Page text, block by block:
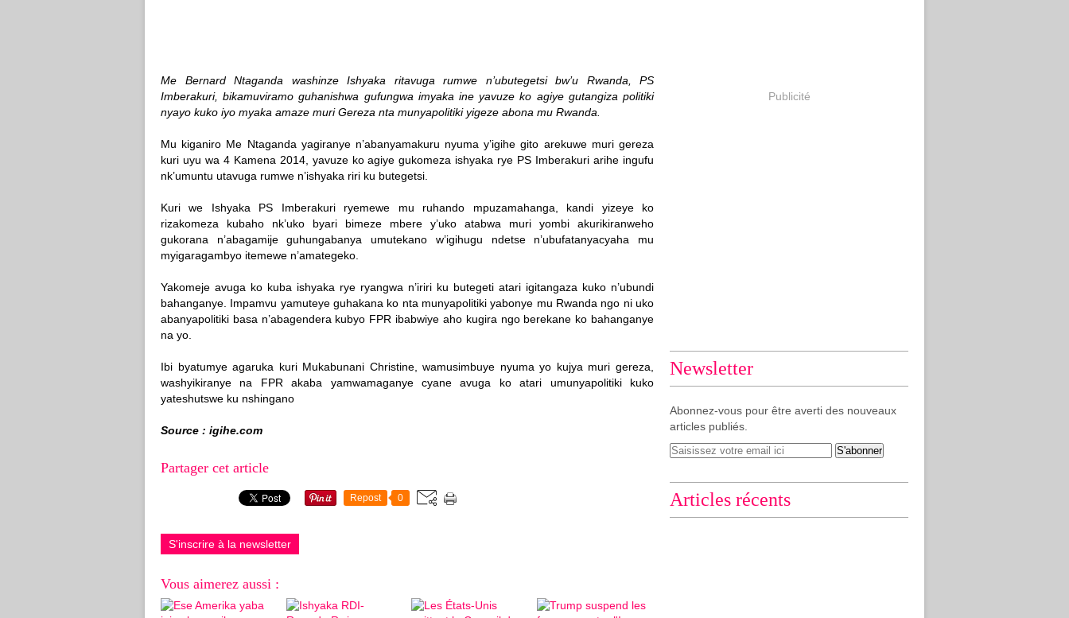
Me Bernard Ntaganda washinze Ishyaka ritavuga rumwe n’ubutegetsi bw’u Rwanda, PS
Imberakuri, bikamuviramo guhanishwa gufungwa imyaka ine yavuze ko agiye gutangiza politiki
nyayo kuko iyo myaka amaze muri Gereza nta munyapolitiki yigeze abona mu Rwanda.
Mu kiganiro Me Ntaganda yagiranye n’abanyamakuru nyuma y’igihe gito arekuwe muri gereza
kuri uyu wa 4 Kamena 2014, yavuze ko agiye gukomeza ishyaka rye PS Imberakuri arihe ingufu
nk’umuntu utavuga rumwe n’ishyaka riri ku butegetsi.
Kuri we Ishyaka PS Imberakuri ryemewe mu ruhando mpuzamahanga, kandi yizeye ko
rizakomeza kubaho nk’uko byari bimeze mbere y’uko atabwa muri yombi akurikiranweho
gukorana n’abagamije guhungabanya umutekano w’igihugu ndetse n’ubufatanyacyaha mu
myigaragambyo itemewe n’amategeko.
Yakomeje avuga ko kuba ishyaka rye ryangwa n’iriri ku butegeti atari igitangaza kuko n’ubundi
bahanganye. Impamvu yamuteye guhakana ko nta munyapolitiki yabonye mu Rwanda ngo ni uko
abanyapolitiki basa n’abagendera kubyo FPR ibabwiye aho kugira ngo berekane ko bahanganye
na yo.
Ibi byatumye agaruka kuri Mukabunani Christine, wamusimbuye nyuma yo kujya muri gereza,
washyikiranye na FPR akaba yamwamaganye cyane avuga ko atari umunyapolitiki kuko
yateshutswe ku nshingano
Source : igihe.com
Partager cet article
Repost 0
S'inscrire à la newsletter
Vous aimerez aussi :
Publicité
Newsletter
Abonnez-vous pour être averti des nouveaux
articles publiés.
Articles récents